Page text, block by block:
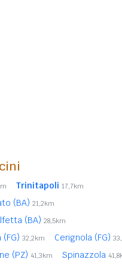
Trinitapoli 17,7km
(BA) 21,2km
(BA) 28,5km
32,2km Cerignola (FG)
(PZ) 41,3km Spinazzola